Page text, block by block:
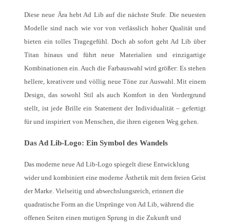
Diese neue Ära hebt Ad Lib auf die nächste Stufe. Die neuesten
Modelle sind nach wie vor von verlässlich hoher Qualität und
bieten ein tolles Tragegefühl. Doch ab sofort geht Ad Lib über
Titan hinaus und führt neue Materialien und einzigartige
Kombinationen ein. Auch die Farbauswahl wird größer: Es stehen
hellere, kreativere und völlig neue Töne zur Auswahl. Mit einem
Design, das sowohl Stil als auch Komfort in den Vordergrund
stellt, ist jede Brille ein Statement der Individualität – gefertigt
für und inspiriert von Menschen, die ihren eigenen Weg gehen.
Das Ad Lib-Logo: Ein Symbol des Wandels
Das moderne neue Ad Lib-Logo spiegelt diese Entwicklung
wider und kombiniert eine moderne Ästhetik mit dem freien Geist
der Marke. Vielseitig und abwechslungsreich, erinnert die
quadratische Form an die Ursprünge von Ad Lib, während die
offenen Seiten einen mutigen Sprung in die Zukunft und